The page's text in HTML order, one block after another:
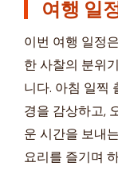
여행 일
이번 여행 일정
한 사찰의 분위
니다. 아침 일찍
경을 감상하고,
운 시간을 보내
요리를 즐기며